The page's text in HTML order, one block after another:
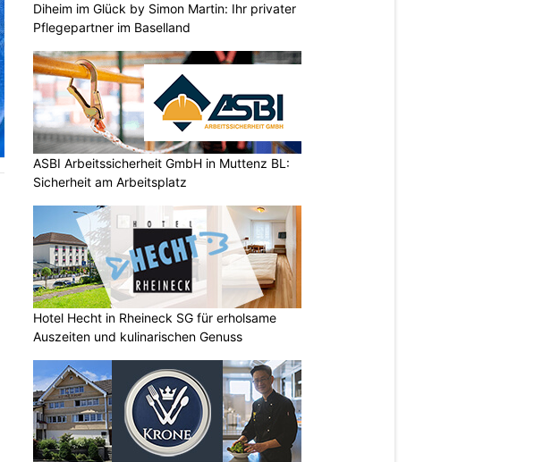
Diheim im Glück by Simon Martin: Ihr privater
Pflegepartner im Baselland
ASBI Arbeitssicherheit GmbH in Muttenz BL:
Sicherheit am Arbeitsplatz
Hotel Hecht in Rheineck SG für erholsame
Auszeiten und kulinarischen Genuss